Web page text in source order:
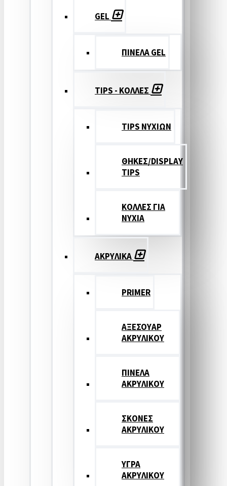
GEL
ΠΙΝΕΛΑ GEL
TIPS - ΚΟΛΛΕΣ
TIPS ΝΥΧΙΩΝ
ΘΗΚΕΣ/DISPLAY
TIPS
ΚΟΛΛΕΣ ΓΙΑ
ΝΥΧΙΑ
ΑΚΡΥΛΙΚΑ
PRIMER
ΑΞΕΣΟΥΑΡ
ΑΚΡΥΛΙΚΟΥ
ΠΙΝΕΛΑ
ΑΚΡΥΛΙΚΟΥ
ΣΚΟΝΕΣ
ΑΚΡΥΛΙΚΟΥ
ΥΓΡΑ
ΑΚΡΥΛΙΚΟΥ